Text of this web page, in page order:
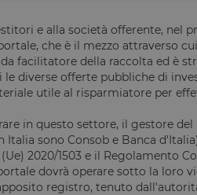
e alla società offerente, nel
che è il mezzo attraverso
facilitatore della raccolta ed è
diverse offerte pubbliche di
utile al risparmiatore per
in questo settore, il gestore
Italia sono Consob e Banca
2020/1503 e il Regolamento
dovrà operare sotto la loro
registro, tenuto
necessari Performance Targeting
le funzionalità principali del sito web come
correttamente senza i cookie
Scadenza Descrizione
29 minuti
59
secondi
Questo cookie viene
vantaggioso per il sito Web,
sull'utilizzo del proprio sito
1 anno 1
mese
Utilizzato per accedere con